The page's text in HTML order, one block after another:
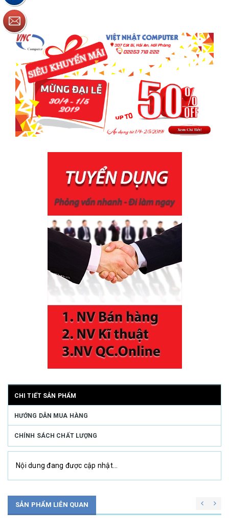
CHI TIẾT SẢN PHẨM
HƯỚNG DẪN MUA HÀNG
CHÍNH SÁCH CHẤT LƯỢNG
Nội dung đang được cập nhật...
SẢN PHẨM LIÊN QUAN